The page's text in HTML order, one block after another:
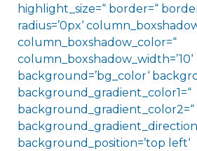
highlight_size=“ border=“
radius=’0px‘
column_boxshadow_color=“
column_boxshadow_width=’10‘
background=’bg_color‘
background_gradient_color1=“
background_gradient_color2=“
background_position=’top left‘